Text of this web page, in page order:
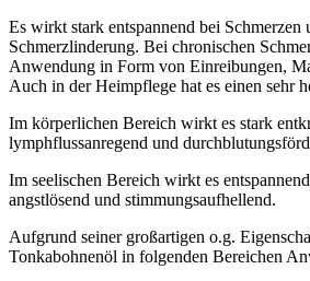
Es wirkt stark entspannend bei Schmerzen
Schmerzlinderung. Bei chronischen
Anwendung in Form von Einreibungen,
Auch in der Heimpflege hat es einen sehr
Im körperlichen Bereich wirkt es stark
lymphflussanregend und
Im seelischen Bereich wirkt es
angstlösend und stimmungsaufhellend.
Aufgrund seiner großartigen o.g.
Tonkabohnenöl in folgenden Bereichen